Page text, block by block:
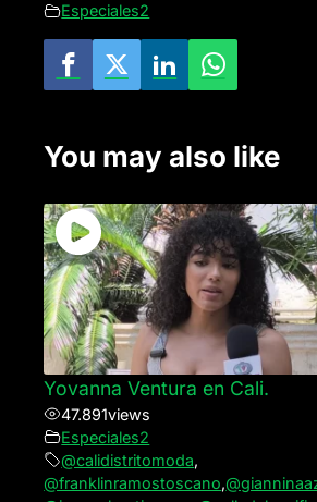
Especiales2
You may also like
Yovanna Ventura en Cali.
47.891views
Especiales2
@calidistritomoda,
@franklinramostoscano,